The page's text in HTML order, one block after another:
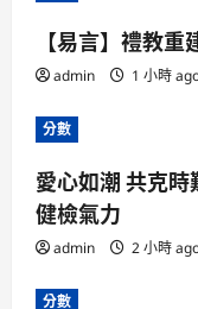
【易言】禮教
admin 1 小時
分數
愛心如潮 共克
健檢氣力
admin 2 小時
分數